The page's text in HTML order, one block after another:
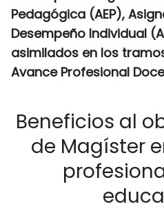
Pedagógica (AEP),
Desempeño Individual
asimilados en los
Avance Profesional
Beneficios al
de Magíster